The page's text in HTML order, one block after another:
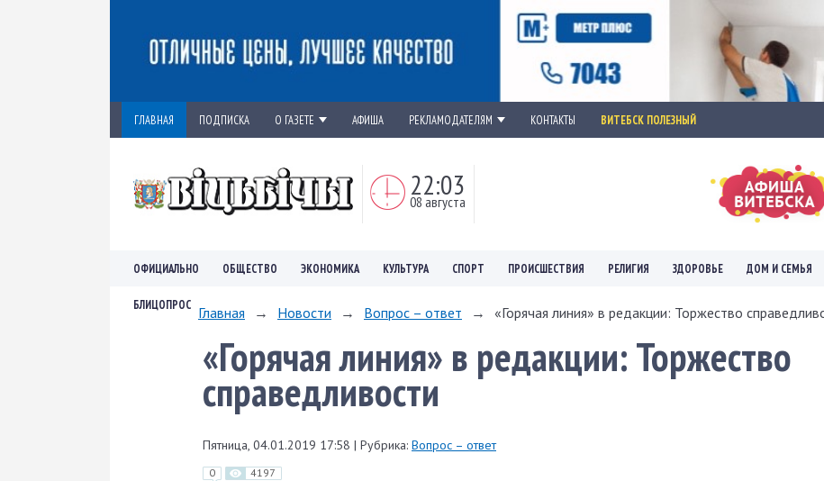
ГЛАВНАЯ ПОДПИСКА О ГАЗЕТЕ АФИША РЕКЛАМОДАТЕЛЯМ КОНТАКТЫ ВИТЕБСК ПОЛЕЗНЫЙ
22:03
08 августа
ОФИЦИАЛЬНО ОБЩЕСТВО ЭКОНОМИКА КУЛЬТУРА СПОРТ ПРОИСШЕСТВИЯ РЕЛИГИЯ ЗДОРОВЬЕ ДОМ И СЕМЬЯ
БЛИЦОПРОС Главная → Новости → Вопрос – ответ → «Горячая линия» в редакции: Торжество
«Горячая линия» в редакции: Торжество
справедливости
Пятница, 04.01.2019 17:58 | Рубрика: Вопрос – ответ
0 4197